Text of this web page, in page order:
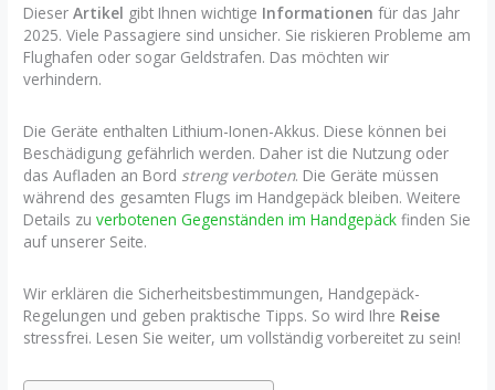
DieserArtikel gibt Ihnen wichtige Informationen für das Jahr
2025. Viele Passagiere sind unsicher. Sie riskieren Probleme am
Flughafen oder sogar Geldstrafen. Das möchten wir
verhindern.
Die Geräte enthalten Lithium-Ionen-Akkus. Diese können bei
Beschädigung gefährlich werden. Daher ist die Nutzung oder
das Aufladen an Bord streng verboten. Die Geräte müssen
während des gesamten Flugs im Handgepäck bleiben. Weitere
Details zuverbotenen Gegenständen im Handgepäck finden Sie
auf unserer Seite.
Wir erklären die Sicherheitsbestimmungen, Handgepäck-
Regelungen und geben praktische Tipps. So wird Ihre Reise
stressfrei. Lesen Sie weiter, um vollständig vorbereitet zu sein!